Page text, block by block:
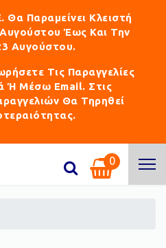
Θα Παραμείνει Κλειστή
Έως Και Την
Αυγούστου.
Τις Παραγγελίες
Ή Μέσω Email. Στις
Θα Τηρηθεί
0